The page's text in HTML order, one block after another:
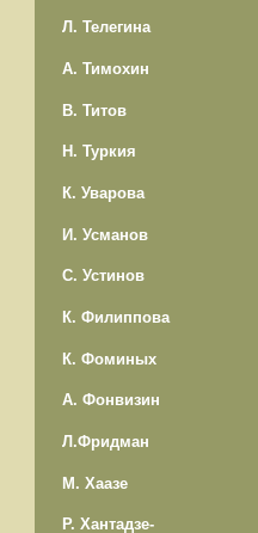
Л. Телегина
А. Тимохин
В. Титов
Н. Туркия
К. Уварова
И. Усманов
С. Устинов
К. Филиппова
К. Фоминых
А. Фонвизин
Л.Фридман
М. Хаазе
Р. Хантадзе-